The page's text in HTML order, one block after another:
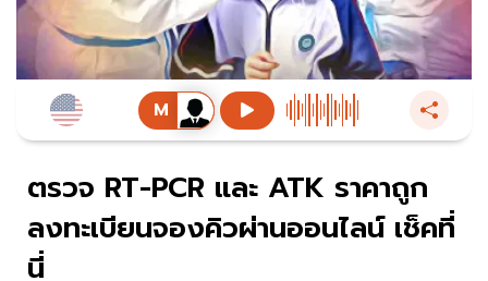
ตรวจ RT-PCR และ ATK ราคาถูก
ลงทะเบียนจองคิวผ่านออนไลน์ เช็คที่
นี่